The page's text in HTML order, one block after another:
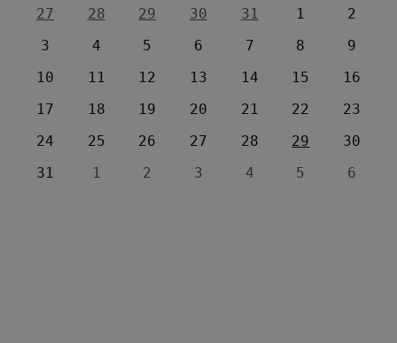
27
28 29 30 31 1
2
3
4 5 6 7 8
9
10
11 12 13 14 15
16
17
18 19 20 21 22
23
24
25 26 27 28 29
30
31
1 2 3 4 5 6